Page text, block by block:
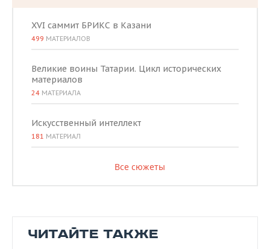
XVI саммит БРИКС в Казани
499 МАТЕРИАЛОВ
Великие воины Татарии. Цикл исторических
материалов
24 МАТЕРИАЛА
Искусственный интеллект
181 МАТЕРИАЛ
Все сюжеты
ЧИТАЙТЕ ТАКЖЕ